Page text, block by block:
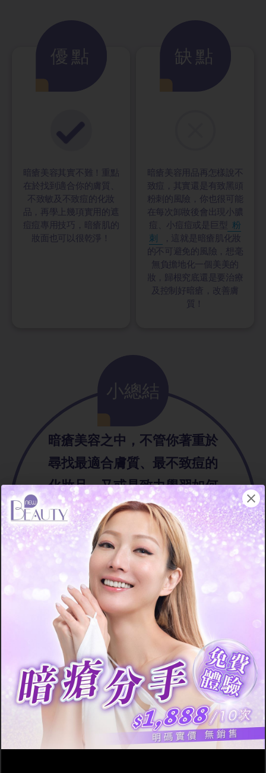
優點
暗瘡美容其實不難！重點
在於找到適合你的膚質、
不致敏及不致痘的化妝
品，再學上幾項實用的遮
痘痘專用技巧，暗瘡肌的
妝面也可以很乾淨！
缺點
暗瘡美容用品再怎樣說不
致痘，其實還是有致黑頭
粉刺的風險，你也很可能
在每次卸妝後會出現小膿
痘、小痘痘或是巨型 粉
刺
，這就是暗瘡肌化妝
的不可避免的風險，想毫
無負擔地化一個美美的
妝，歸根究底還是要治療
及控制好暗瘡，改善膚
質！
小總結
暗瘡美容之中，不管你著重於
尋找最適合膚質、最不致痘的
化妝品，又或是致力學習如何
化出妝感透薄、完美遮瑕的妝
容，最後還是殊途同歸，想遮
飾自己滿面暗瘡及痘印的事
實，想在別人的心中留下好印
象，還是得積極進行暗瘡治
療，若皮膚底子本身好的話，
妝容怎樣畫都好看、都不致
痘！所以在增進化妝技術巧的
同時也要努力做去痘療程去跟
暗瘡分手！